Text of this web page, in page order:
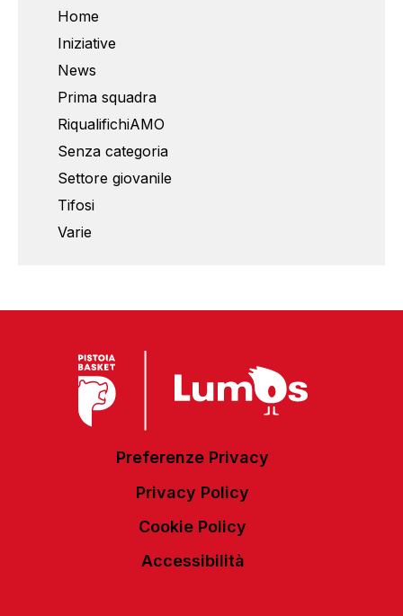
Home
Iniziative
News
Prima squadra
RiqualifichiAMO
Senza categoria
Settore giovanile
Tifosi
Varie
Preferenze Privacy
Privacy Policy
Cookie Policy
Accessibilità